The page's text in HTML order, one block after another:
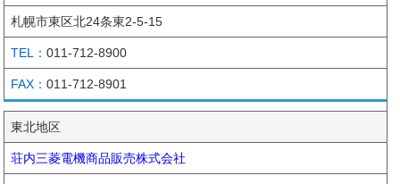
札幌市東区北24条東2-5-15
011-712-8900
011-712-8901
東北地区
荘内三菱電機商品販売株式会社